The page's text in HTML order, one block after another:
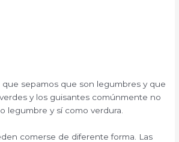
que sepamos que son legumbres y que
y los guisantes comúnmente no
legumbre y sí como verdura.
comerse de diferente forma. Las